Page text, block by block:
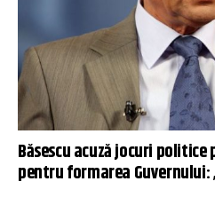
Băsescu acuză jocuri
pentru formarea Guvernului: